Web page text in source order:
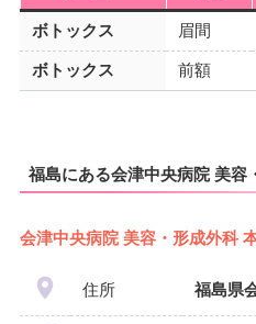
ボトックス 眉間
ボトックス 前額
福島にある会津中央病院 美容
会津中央病院 美容・形成外科
住所 福島県